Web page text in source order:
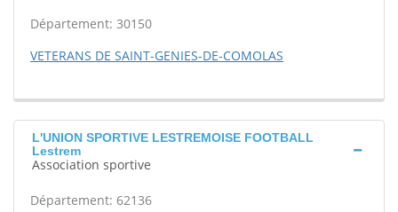
Département: 30150
VETERANS DE SAINT-GENIES-DE-COMOLAS
L'UNION SPORTIVE LESTREMOISE FOOTBALL
Lestrem
Association sportive
Département: 62136